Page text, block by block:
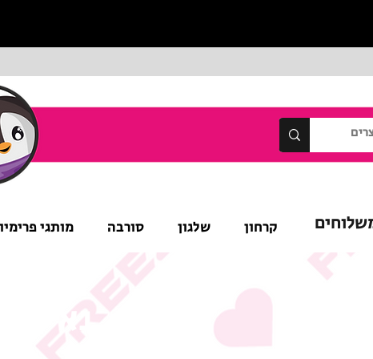
קרחון שלגון סורבה מותגי
נא